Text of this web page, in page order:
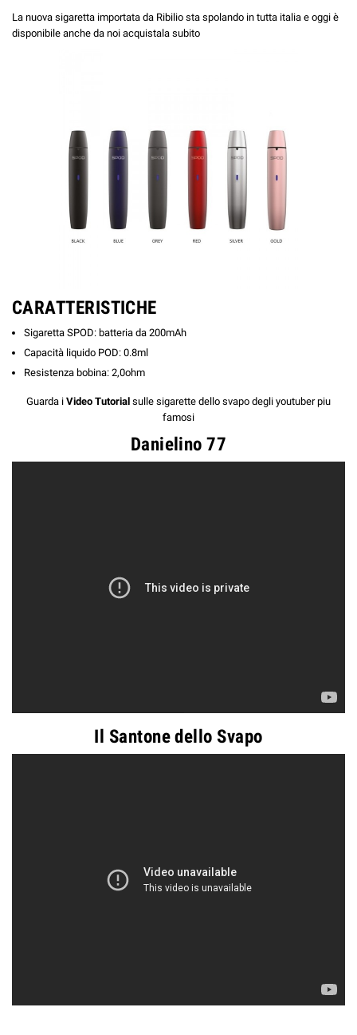
La nuova sigaretta importata da Ribilio sta spolando in tutta italia e oggi è
disponibile anche da noi acquistala subito
CARATTERISTICHE
Sigaretta SPOD: batteria da 200mAh
Capacità liquido POD: 0.8ml
Resistenza bobina: 2,0ohm
Guarda i Video Tutorial sulle sigarette dello svapo degli youtuber piu
famosi
Danielino 77
Il Santone dello Svapo